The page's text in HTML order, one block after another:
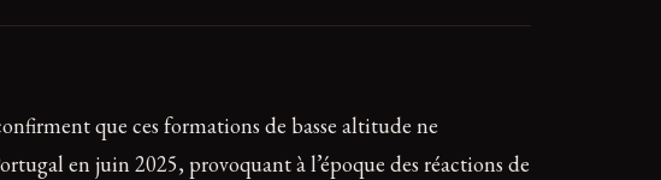
que ces formations de basse altitude ne
en juin 2025, provoquant à l’époque des réactions de